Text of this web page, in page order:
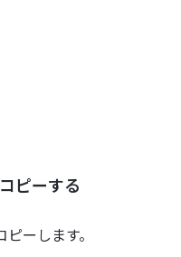
ピーする
ーします。